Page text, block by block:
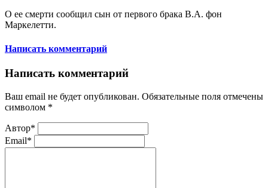
О ее смерти сообщил сын от первого брака В.А. фон
Маркелетти.
Написать комментарий
Написать комментарий
Ваш email не будет опубликован. Обязательные поля отмечены
символом *
Автор*
Email*